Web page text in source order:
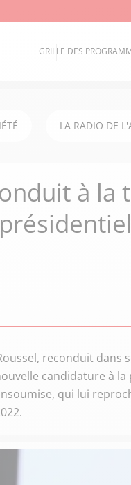
GRILLE DES
LA RADIO DE
à la
reconduit dans
candidature à
qui lui